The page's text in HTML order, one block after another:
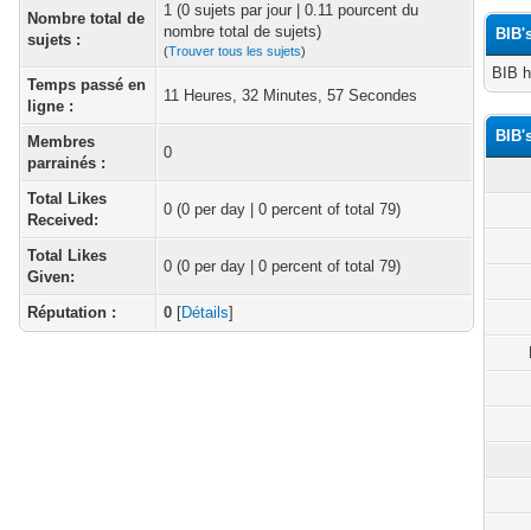
Nombre total de
sujets :
1 (0 sujets par jour | 0.11 pourcent du
nombre total de sujets)
(Trouver tous les sujets)
Temps passé en
ligne :
11 Heures, 32 Minutes, 57 Secondes
Membres
parrainés :
0
Total Likes
Received:
0 (0 per day | 0 percent of total 79)
Total Likes
Given:
0 (0 per day | 0 percent of total 79)
Réputation : 0 [Détails]
BIB